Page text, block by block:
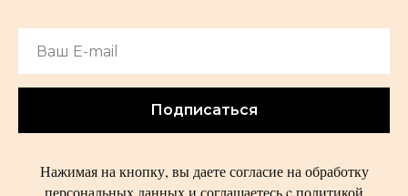
Подписаться
Нажимая на кнопку, вы даете согласие на обработку
персональных данных и соглашаетесь c политикой